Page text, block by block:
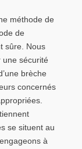
méthode de
de
sûre. Nous
une sécurité
brèche
concernés
se situent au
à